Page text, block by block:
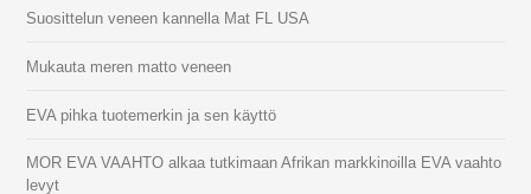
Suosittelun veneen kannella Mat FL USA
Mukauta meren matto veneen
EVA pihka tuotemerkin ja sen käyttö
MOR EVA VAAHTO alkaa tutkimaan Afrikan markkinoilla EVA vaahto
levyt